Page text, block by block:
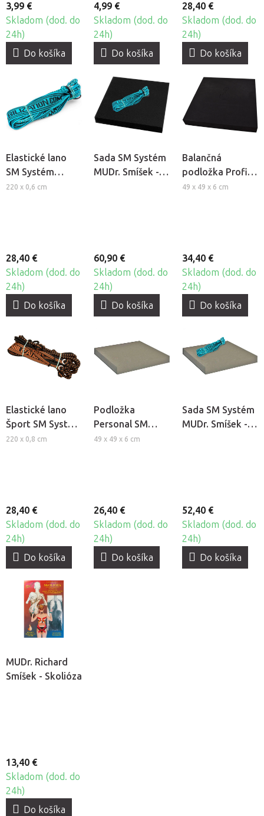
3,99 €
Skladom (dod. do
24h)
Do košíka
4,99 €
Skladom (dod. do
24h)
Do košíka
28,40 €
Skladom (dod. do
24h)
Do košíka
Elastické lano
SM Systém
MUDr. Smíšek
220 x 0,6 cm
28,40 €
Skladom (dod. do
24h)
Do košíka
Sada SM Systém
MUDr. Smíšek -
60,90 €
Skladom (dod. do
24h)
Do košíka
Balančná
podložka Profi
SM Systém
49 x 49 x 6 cm
34,40 €
Skladom (dod. do
24h)
Do košíka
Elastické lano
Šport SM Systém
MUDr. Smíšek
220 x 0,8 cm
28,40 €
Skladom (dod. do
24h)
Do košíka
Podložka
Personal SM
Systém MUDr.
49 x 49 x 6 cm
26,40 €
Skladom (dod. do
24h)
Do košíka
Sada SM Systém
MUDr. Smíšek -
52,40 €
Skladom (dod. do
24h)
Do košíka
MUDr. Richard
Smíšek - Skolióza
13,40 €
Skladom (dod. do
24h)
Do košíka